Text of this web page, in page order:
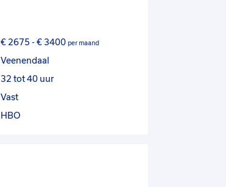
€ 2675 - € 3400 per maand
Veenendaal
32 tot 40 uur
Vast
HBO